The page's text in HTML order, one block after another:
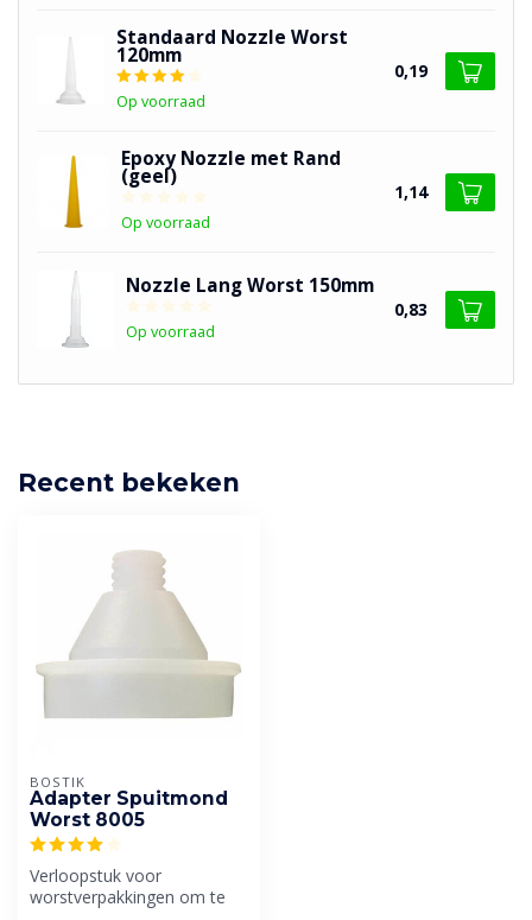
Standaard Nozzle Worst
120mm
Op voorraad
0,19
Epoxy Nozzle met Rand
(geel)
Op voorraad
1,14
Nozzle Lang Worst 150mm
Op voorraad
0,83
Recent bekeken
BOSTIK
Adapter Spuitmond
Worst 8005
Verloopstuk voor
worstverpakkingen om te